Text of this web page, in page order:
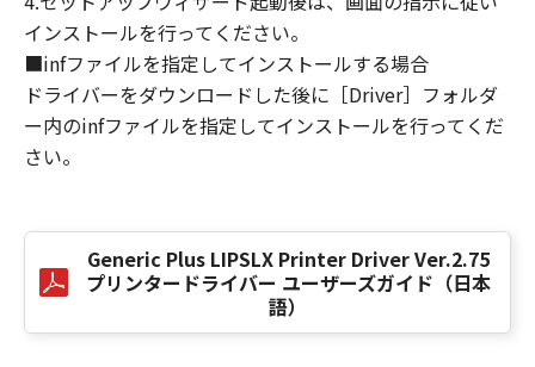
損害の可能性について知らされていた場合でも
同様です。
(3) キヤノン、キヤノンのライセンサー、キヤノ
ンの子会社、キヤノンの関連会社、それらの販
売代理店または販売店のいずれも、「本ソフト
ウェア」、または「本ソフトウェア」の使用に
ないものとします。
８．契約期間
(1) 本契約書は、お客様が、『同意』を示す下
インストールを行ってください。
■infファイルを指定してインストールする場合
ドライバーをダウンロードした後に［Driver］フォルダ
ー内のinfファイルを指定してインストールを行ってくだ
さい。
Generic Plus LIPSLX Printer Driver Ver.2.75
プリンタードライバー ユーザーズガイド（日本
語）